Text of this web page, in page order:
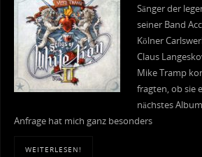
Sänger der
seiner Band
Kölner
Claus
Mike Tramp
fragten, ob sie
nächstes
Anfrage hat mich ganz besonders
WEITERLESEN!